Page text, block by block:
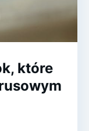
które